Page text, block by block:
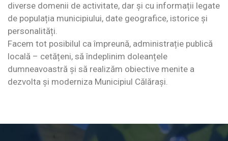
diverse domenii de activitate, dar și cu informații legate
de populația municipiului, date geografice, istorice și
personalități.
Facem tot posibilul ca împreună, administrație publică
locală – cetățeni, să îndeplinim doleanțele
dumneavoastră și să realizăm obiective menite a
dezvolta și moderniza Municipiul Călărași.